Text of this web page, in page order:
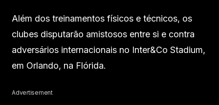
Além dos treinamentos físicos e técnicos, os
clubes disputarão amistosos entre si e contra
adversários internacionais no Inter&Co Stadium,
em Orlando, na Flórida.
Advertisement